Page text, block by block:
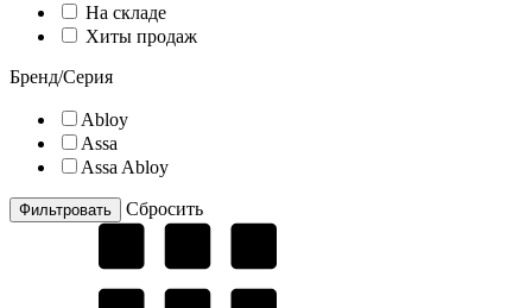
На складе
Хиты продаж
Бренд/Серия
Abloy
Assa
Assa Abloy
Cбросить